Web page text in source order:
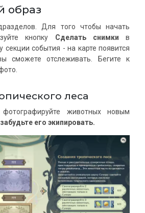
образ
Для того чтобы начать
кнопку Сделать снимки в
события - на карте появится
сможете отслеживать. Бегите к
леса
животных новым
его экипировать.